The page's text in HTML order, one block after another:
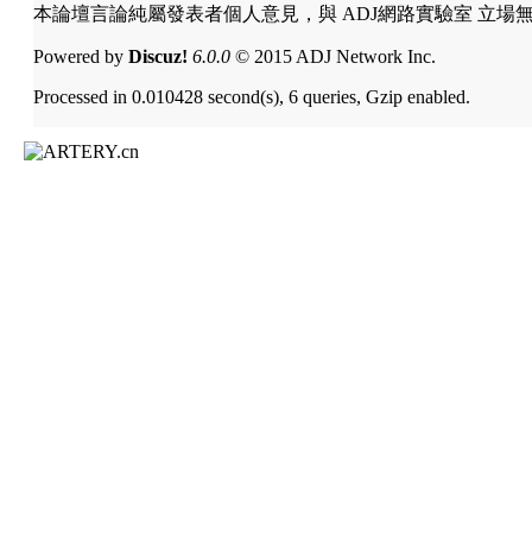
本論壇言論純屬發表者個人意見，與 ADJ網路實驗室 立場
Powered by Discuz! 6.0.0 © 2015 ADJ Network Inc.
Processed in 0.010428 second(s), 6 queries, Gzip enabled.